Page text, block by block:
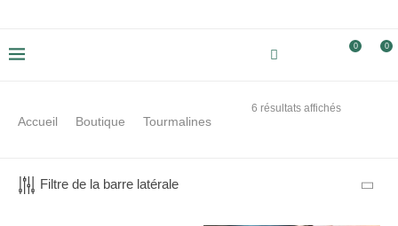
0 0
Accueil Boutique Tourmalines
6 résultats affichés
Filtre de la barre latérale